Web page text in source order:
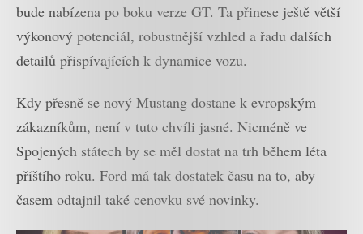
bude nabízena po boku verze GT. Ta přinese ještě větší
výkonový potenciál, robustnější vzhled a řadu dalších
detailů přispívajících k dynamice vozu.
Kdy přesně se nový Mustang dostane k evropským
zákazníkům, není v tuto chvíli jasné. Nicméně ve
Spojených státech by se měl dostat na trh během léta
příštího roku. Ford má tak dostatek času na to, aby
časem odtajnil také cenovku své novinky.